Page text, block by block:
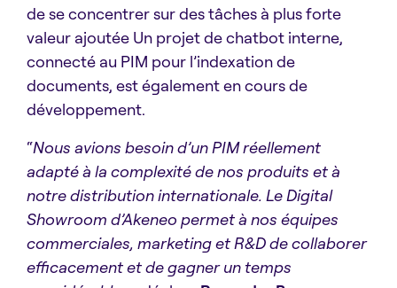
de se concentrer sur des tâches à plus forte
valeur ajoutée Un projet de chatbot interne,
connecté au PIM pour l’indexation de
documents, est également en cours de
développement.
“Nous avions besoin d’un PIM réellement
adapté à la complexité de nos produits et à
notre distribution internationale. Le Digital
Showroom d’Akeneo permet à nos équipes
commerciales, marketing et R&D de collaborer
efficacement et de gagner un temps